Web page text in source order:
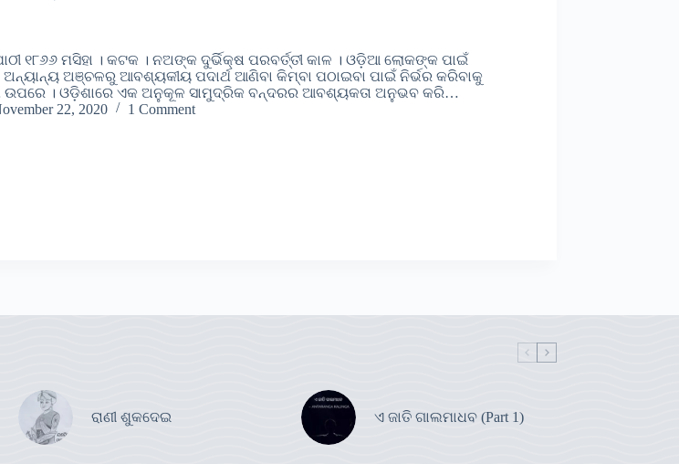
୧୮୬୬ ମସିହା । କଟକ । ନଅଙ୍କ ଦୁର୍ଭିକ୍ଷ ପରବର୍ତ୍ତୀ କାଳ । ଓଡ଼ିଆ ଲୋକଙ୍କ ପାଇଁ
ଅଞ୍ଚଳରୁ ଆବଶ୍ୟକୀୟ ପଦାର୍ଥ ଆଣିବା କିମ୍ବା ପଠାଇବା ପାଇଁ ନିର୍ଭର କରିବାକୁ
। ଓଡ଼ିଶାରେ ଏକ ଅନୁକୂଳ ସାମୁଦ୍ରିକ ବନ୍ଦରର ଆବଶ୍ୟକତା ଅନୁଭବ କରି…
22, 2020 1 Comment
ରାଣୀ ଶୁକଦେଇ ଏ ଜାତି ଗାଲମାଧବ (Part 1)